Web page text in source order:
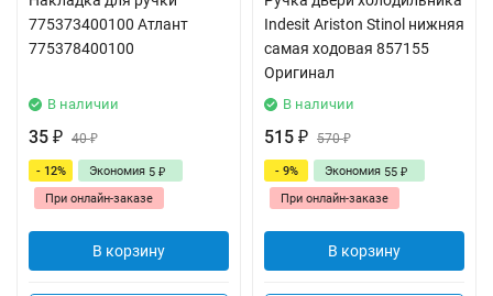
775373400100 Атлант
775378400100
В наличии
35 ₽ 40₽
- 12% Экономия 5 ₽
При онлайн-заказе
В корзину
Indesit Ariston Stinol нижняя
самая ходовая 857155
Оригинал
В наличии
515 ₽ 570₽
- 9% Экономия 55 ₽
При онлайн-заказе
В корзину